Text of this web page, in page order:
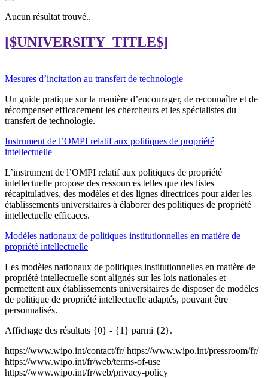
Aucun résultat trouvé..
[$UNIVERSITY_TITLE$]
Mesures d’incitation au transfert de technologie
Un guide pratique sur la manière d’encourager, de reconnaître et de
récompenser efficacement les chercheurs et les spécialistes du
transfert de technologie.
Instrument de l’OMPI relatif aux politiques de propriété
intellectuelle
L’instrument de l’OMPI relatif aux politiques de propriété
intellectuelle propose des ressources telles que des listes
récapitulatives, des modèles et des lignes directrices pour aider les
établissements universitaires à élaborer des politiques de propriété
intellectuelle efficaces.
Modèles nationaux de politiques institutionnelles en matière de
propriété intellectuelle
Les modèles nationaux de politiques institutionnelles en matière de
propriété intellectuelle sont alignés sur les lois nationales et
permettent aux établissements universitaires de disposer de modèles
de politique de propriété intellectuelle adaptés, pouvant être
personnalisés.
Affichage des résultats {0} - {1} parmi {2}.
https://www.wipo.int/contact/fr/ https://www.wipo.int/pressroom/fr/
https://www.wipo.int/fr/web/terms-of-use
https://www.wipo.int/fr/web/privacy-policy